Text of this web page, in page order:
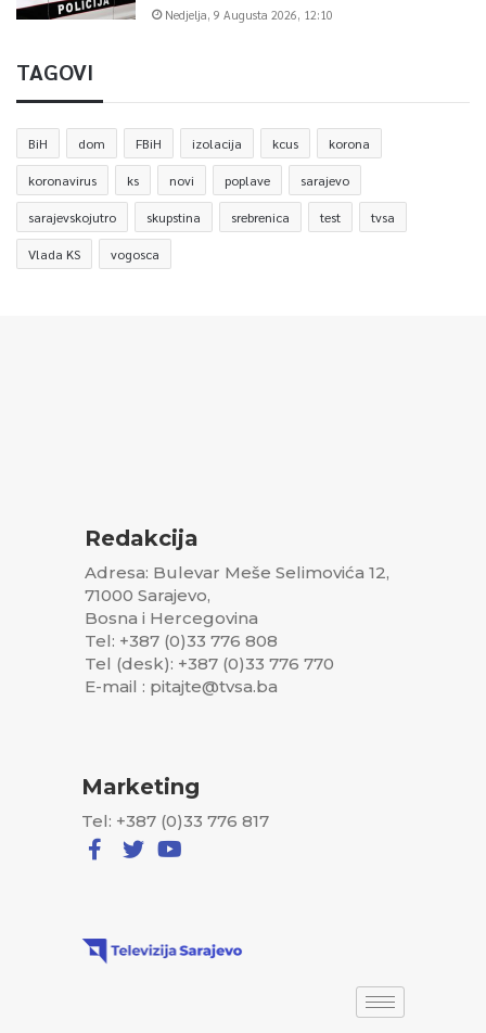
Nedjelja, 9 Augusta 2026, 12:10
TAGOVI
BiH dom FBiH izolacija kcus korona
koronavirus ks novi poplave sarajevo
sarajevskojutro skupstina srebrenica test tvsa
Vlada KS vogosca
Redakcija
Adresa: Bulevar Meše Selimovića 12,
71000 Sarajevo,
Bosna i Hercegovina
Tel: +387 (0)33 776 808
Tel (desk): +387 (0)33 776 770
E-mail : pitajte@tvsa.ba
Marketing
Tel: +387 (0)33 776 817